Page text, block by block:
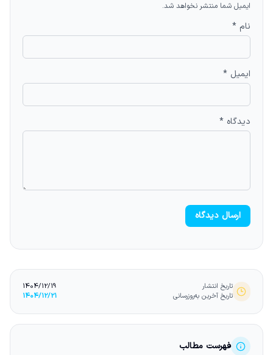
ایمیل شما منتشر نخواهد شد.
نام *
ایمیل *
دیدگاه *
ارسال دیدگاه
تاریخ انتشار
1404/12/19
تاریخ آخرین به‌روزرسانی
1404/12/21
فهرست مطالب